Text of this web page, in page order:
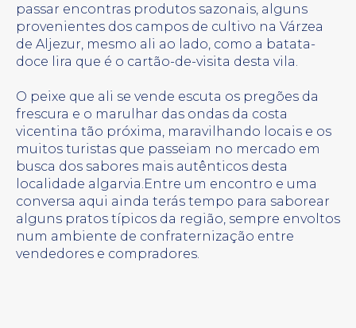
passar encontras produtos sazonais, alguns
provenientes dos campos de cultivo na Várzea
de Aljezur, mesmo ali ao lado, como a batata-
doce lira que é o cartão-de-visita desta vila.
O peixe que ali se vende escuta os pregões da
frescura e o marulhar das ondas da costa
vicentina tão próxima, maravilhando locais e os
muitos turistas que passeiam no mercado em
busca dos sabores mais autênticos desta
localidade algarvia.Entre um encontro e uma
conversa aqui ainda terás tempo para saborear
alguns pratos típicos da região, sempre envoltos
num ambiente de confraternização entre
vendedores e compradores.